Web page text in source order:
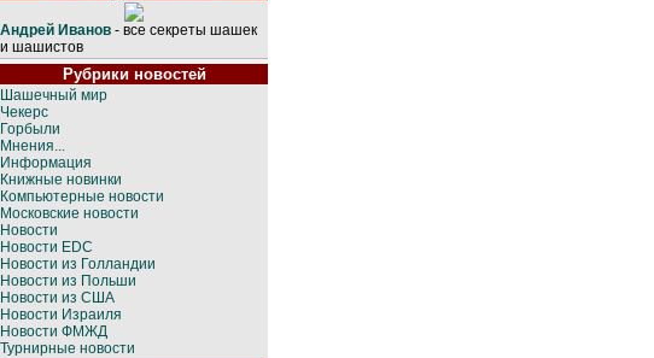
Андрей Иванов - все секреты шашек
и шашистов
Рубрики новостей
Шашечный мир
Чекерс
Горбыли
Мнения...
Информация
Книжные новинки
Компьютерные новости
Московские новости
Новости
Новости EDC
Новости из Голландии
Новости из Польши
Новости из США
Новости Израиля
Новости ФМЖД
Турнирные новости